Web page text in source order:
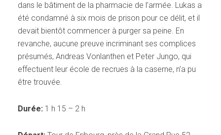
dans le bâtiment de la pharmacie de l’armée. Lukas a
été condamné à six mois de prison pour ce délit, et il
devait bientôt commencer à purger sa peine. En
revanche, aucune preuve incriminant ses complices
présumés, Andreas Vonlanthen et Peter Jungo, qui
effectuent leur école de recrues à la caserne, n’a pu
être trouvée.
Durée: 1 h 15 – 2 h